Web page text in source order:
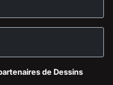
de Dessins